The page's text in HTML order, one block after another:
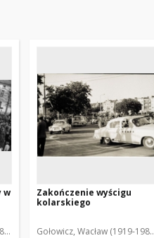
w
Fot.
Zakończenie wyścigu
kolarskiego
Gołowicz, Wacław (1919-